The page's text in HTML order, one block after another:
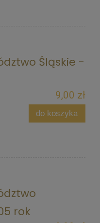
Śląskie -
9,00 zł
do koszyka
rok